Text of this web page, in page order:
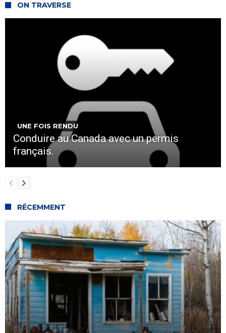
ON TRAVERSE
UNE FOIS RENDU
Conduire au Canada avec un permis
français.
RÉCEMMENT